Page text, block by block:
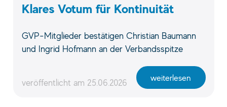
Klares Votum für Kontinuität
GVP-Mitglieder bestätigen Christian Baumann
und Ingrid Hofmann an der Verbandsspitze
veröffentlicht am 25.06.2026 weiterlesen